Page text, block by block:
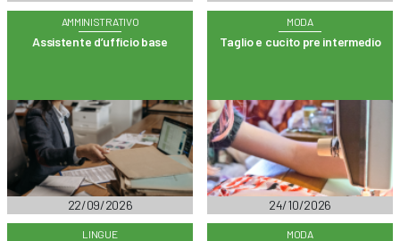
AMMINISTRATIVO
Assistente d’ufficio base
22/09/2026
MODA
Taglio e cucito pre intermedio
24/10/2026
LINGUE MODA